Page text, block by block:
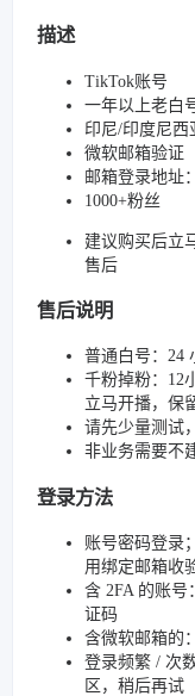
描述
TikTok账号
一年以上老白
印尼/印度尼西
微软邮箱验证
邮箱登录地址
1000+粉丝
建议购买后立
售后
售后说明
普通白号：24
千粉掉粉：12
立马开播，保
请先少量测试
非业务需要不
登录方法
账号密码登录
用绑定邮箱收
含 2FA 的账号
证码
含微软邮箱的
登录频繁 / 次
区，稍后再试